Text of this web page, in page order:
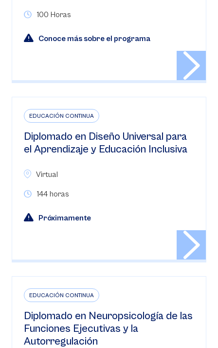
100 Horas
Conoce más sobre el programa
EDUCACIÓN CONTINUA
Diplomado en Diseño Universal para
el Aprendizaje y Educación Inclusiva
Virtual
144 horas
Próximamente
EDUCACIÓN CONTINUA
Diplomado en Neuropsicología de las
Funciones Ejecutivas y la
Autorregulación